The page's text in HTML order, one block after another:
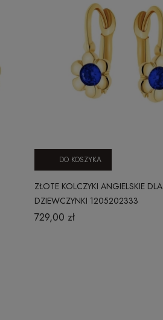
ZŁOTE KOLCZYKI ANGIELSKIE DLA
DZIEWCZYNKI 1205202333
729,00 zł
DO KOSZYKA